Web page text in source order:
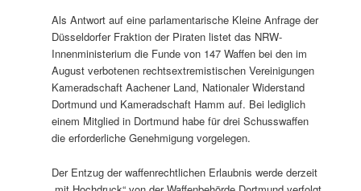
Als Antwort auf eine parlamentarische Kleine Anfrage der
Düsseldorfer Fraktion der Piraten listet das NRW-
Innenministerium die Funde von 147 Waffen bei den im
August verbotenen rechtsextremistischen Vereinigungen
Kameradschaft Aachener Land, Nationaler Widerstand
Dortmund und Kameradschaft Hamm auf. Bei lediglich
einem Mitglied in Dortmund habe für drei Schusswaffen
die erforderliche Genehmigung vorgelegen.
Der Entzug der waffenrechtlichen Erlaubnis werde derzeit